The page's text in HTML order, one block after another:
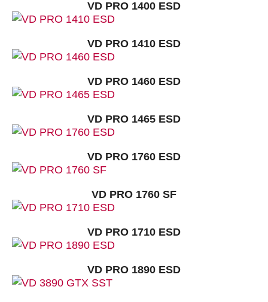
VD PRO 1400 ESD
VD PRO 1410 ESD
VD PRO 1460 ESD
VD PRO 1465 ESD
VD PRO 1760 ESD
VD PRO 1760 SF
VD PRO 1710 ESD
VD PRO 1890 ESD